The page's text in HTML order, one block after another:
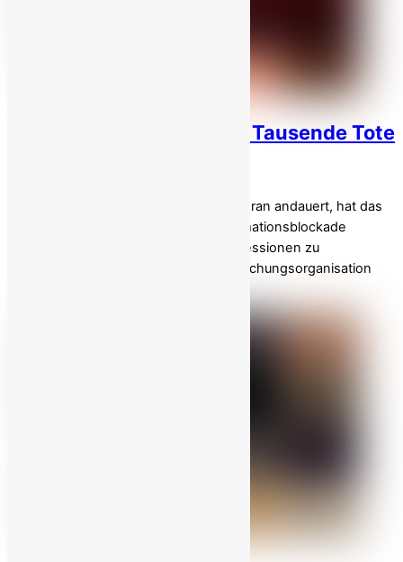
Iranisches Regime räumt Tausende Tote
Während der landesweite Aufstand im Iran andauert, hat das
Klerikerregime eine drakonische Informationsblockade
verhängt, um das Ausmaß seiner Repressionen zu
verschleiern. Laut der Internet-Überwachungsorganisation